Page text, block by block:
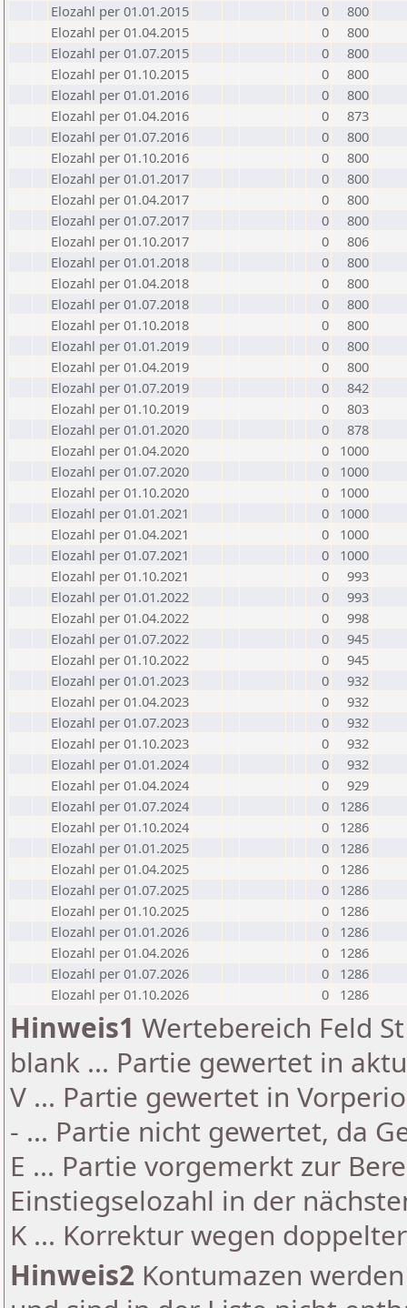
Elozahl per 01.01.2015
0
800
Elozahl per 01.04.2015
0
800
Elozahl per 01.07.2015
0
800
Elozahl per 01.10.2015
0
800
Elozahl per 01.01.2016
0
800
Elozahl per 01.04.2016
0
873
Elozahl per 01.07.2016
0
800
Elozahl per 01.10.2016
0
800
Elozahl per 01.01.2017
0
800
Elozahl per 01.04.2017
0
800
Elozahl per 01.07.2017
0
800
Elozahl per 01.10.2017
0
806
Elozahl per 01.01.2018
0
800
Elozahl per 01.04.2018
0
800
Elozahl per 01.07.2018
0
800
Elozahl per 01.10.2018
0
800
Elozahl per 01.01.2019
0
800
Elozahl per 01.04.2019
0
800
Elozahl per 01.07.2019
0
842
Elozahl per 01.10.2019
0
803
Elozahl per 01.01.2020
0
878
Elozahl per 01.04.2020
0
1000
Elozahl per 01.07.2020
0
1000
Elozahl per 01.10.2020
0
1000
Elozahl per 01.01.2021
0
1000
Elozahl per 01.04.2021
0
1000
Elozahl per 01.07.2021
0
1000
Elozahl per 01.10.2021
0
993
Elozahl per 01.01.2022
0
993
Elozahl per 01.04.2022
0
998
Elozahl per 01.07.2022
0
945
Elozahl per 01.10.2022
0
945
Elozahl per 01.01.2023
0
932
Elozahl per 01.04.2023
0
932
Elozahl per 01.07.2023
0
932
Elozahl per 01.10.2023
0
932
Elozahl per 01.01.2024
0
932
Elozahl per 01.04.2024
0
929
Elozahl per 01.07.2024
0
1286
Elozahl per 01.10.2024
0
1286
Elozahl per 01.01.2025
0
1286
Elozahl per 01.04.2025
0
1286
Elozahl per 01.07.2025
0
1286
Elozahl per 01.10.2025
0
1286
Elozahl per 01.01.2026
0
1286
Elozahl per 01.04.2026
0
1286
Elozahl per 01.07.2026
0
1286
Elozahl per 01.10.2026
0 1286
Hinweis1 Wertebereich Feld
blank ... Partie gewertet in
V ... Partie gewertet in
- ... Partie nicht gewertet, da
E ... Partie vorgemerkt zur
Einstiegselozahl in der
K ... Korrektur wegen
Hinweis2 Kontumazen